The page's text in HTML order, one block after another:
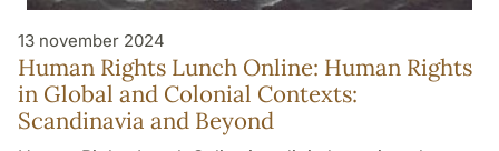
13 november 2024
Human Rights Lunch Online: Human Rights
in Global and Colonial Contexts:
Scandinavia and Beyond